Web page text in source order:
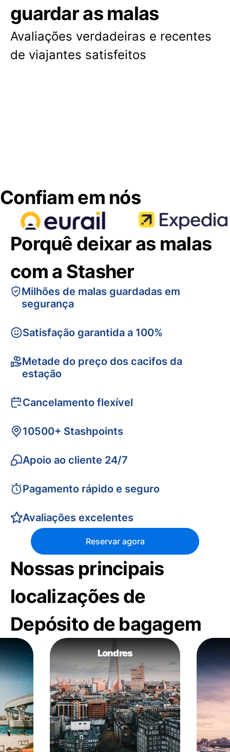
guardar as malas
Avaliações verdadeiras e recentes
de viajantes satisfeitos
Confiam em nós
Porquê deixar as malas
com a Stasher
Milhões de malas guardadas em
segurança
Satisfação garantida a 100%
Metade do preço dos cacifos da
estação
Cancelamento flexível
10500+ Stashpoints
Apoio ao cliente 24/7
Pagamento rápido e seguro
Avaliações excelentes
Reservar agora
Nossas principais
localizações de
Depósito de bagagem
Londres